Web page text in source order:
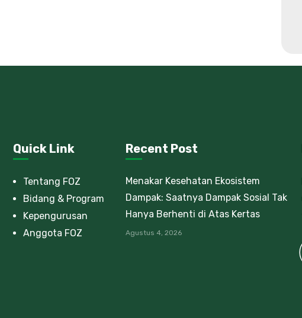
Quick Link Recent Post
Tentang FOZ
Bidang & Program
Kepengurusan
Anggota FOZ
Menakar Kesehatan Ekosistem
Dampak: Saatnya Dampak Sosial Tak
Hanya Berhenti di Atas Kertas
Agustus 4, 2026